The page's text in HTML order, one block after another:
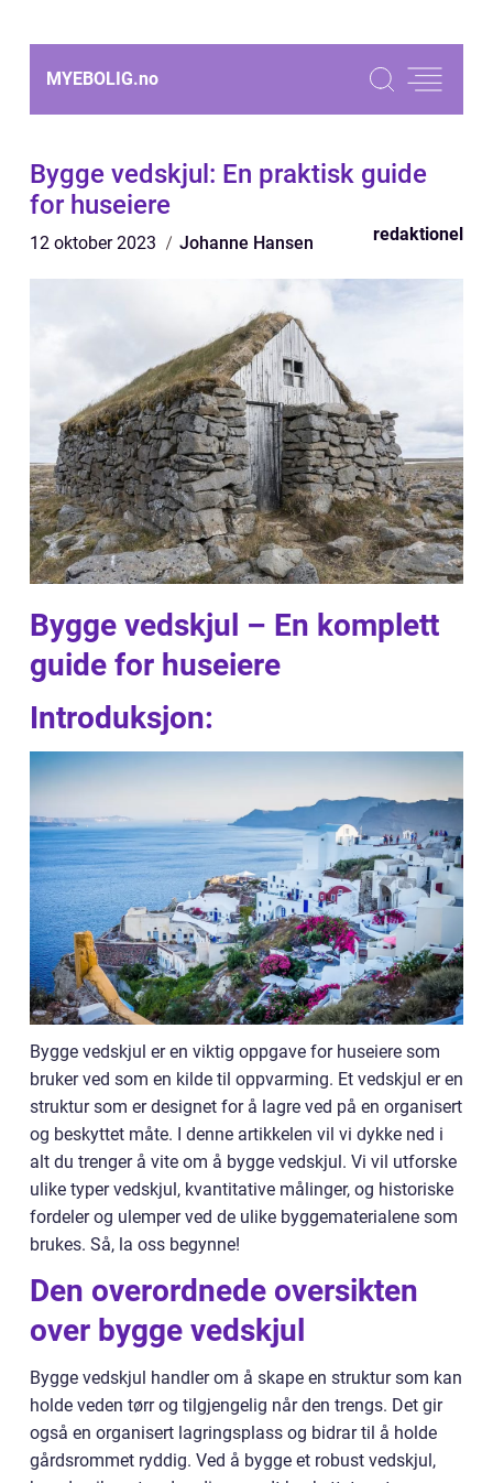
MYEBOLIG.no
Bygge vedskjul: En praktisk guide
for huseiere
12 oktober 2023 Johanne Hansen redaktionel
Bygge vedskjul – En komplett
guide for huseiere
Introduksjon:
Bygge vedskjul er en viktig oppgave for huseiere som
bruker ved som en kilde til oppvarming. Et vedskjul er en
struktur som er designet for å lagre ved på en organisert
og beskyttet måte. I denne artikkelen vil vi dykke ned i
alt du trenger å vite om å bygge vedskjul. Vi vil utforske
ulike typer vedskjul, kvantitative målinger, og historiske
fordeler og ulemper ved de ulike byggematerialene som
brukes. Så, la oss begynne!
Den overordnede oversikten
over bygge vedskjul
Bygge vedskjul handler om å skape en struktur som kan
holde veden tørr og tilgjengelig når den trengs. Det gir
også en organisert lagringsplass og bidrar til å holde
gårdsrommet ryddig. Ved å bygge et robust vedskjul,